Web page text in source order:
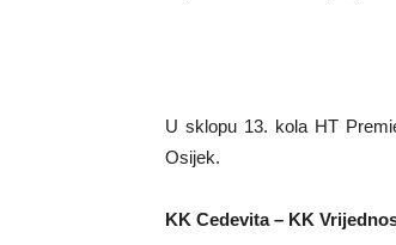
U sklopu 13. kola HT
Osijek.
KK Cedevita – KK